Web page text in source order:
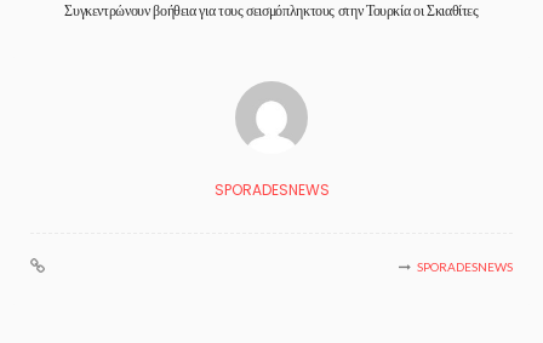
Συγκεντρώνουν βοήθεια για τους σεισμόπληκτους στην Τουρκία οι Σκιαθίτες
SPORADESNEWS
SPORADESNEWS